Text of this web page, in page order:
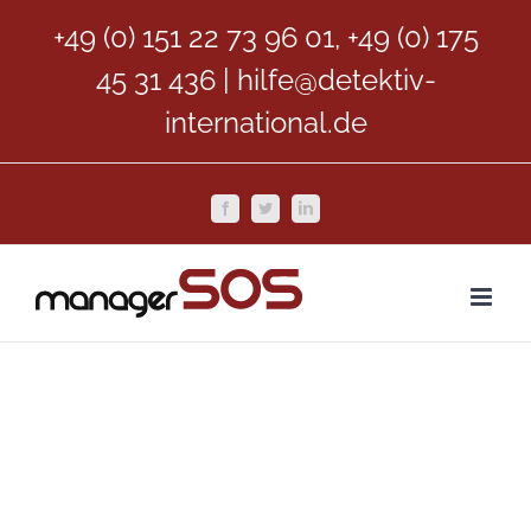
+49 (0) 151 22 73 96 01, +49 (0) 175
45 31 436
hilfe@detektiv-
international.de
FacebookTwitterLinkedIn